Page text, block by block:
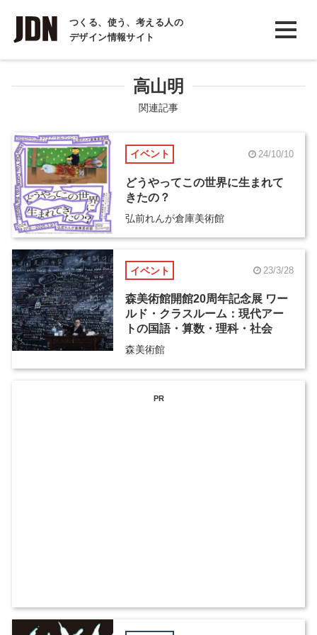
つくる、使う、考える人の
デザイン情報サイト
INTERVIEW
インタビュー
COLUMN
コラム
高山明
関連記事
イベント 24/10/10
どうやってこの世界に生まれて
きたの？
弘前れんが倉庫美術館
イベント 23/3/28
森美術館開館20周年記念展 ワー
ルド・クラスルーム：現代アー
トの国語・算数・理科・社会
森美術館
PR